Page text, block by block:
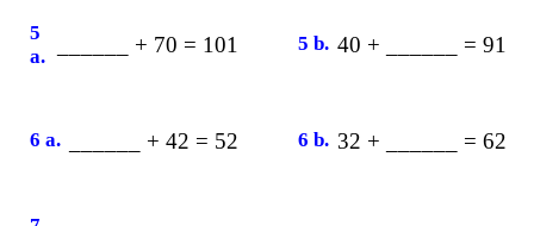
5
a.
______ + 70 = 101 5 b. 40 + ______ = 91
6 a. ______ + 42 = 52 6 b. 32 + ______ = 62